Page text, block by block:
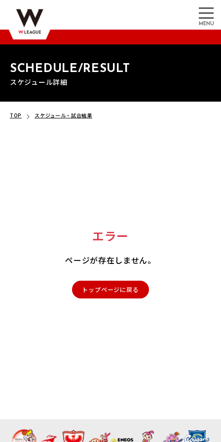
MENU
SCHEDULE/RESULT
スケジュール詳細
TOP スケジュール・試合結果
エラー
ページが存在しません。
トップページに戻る